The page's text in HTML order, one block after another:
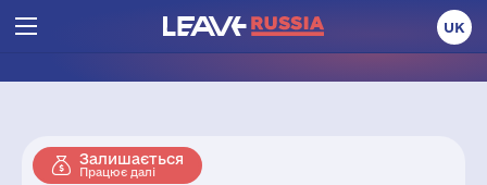
UK
Залишається
Працює далі